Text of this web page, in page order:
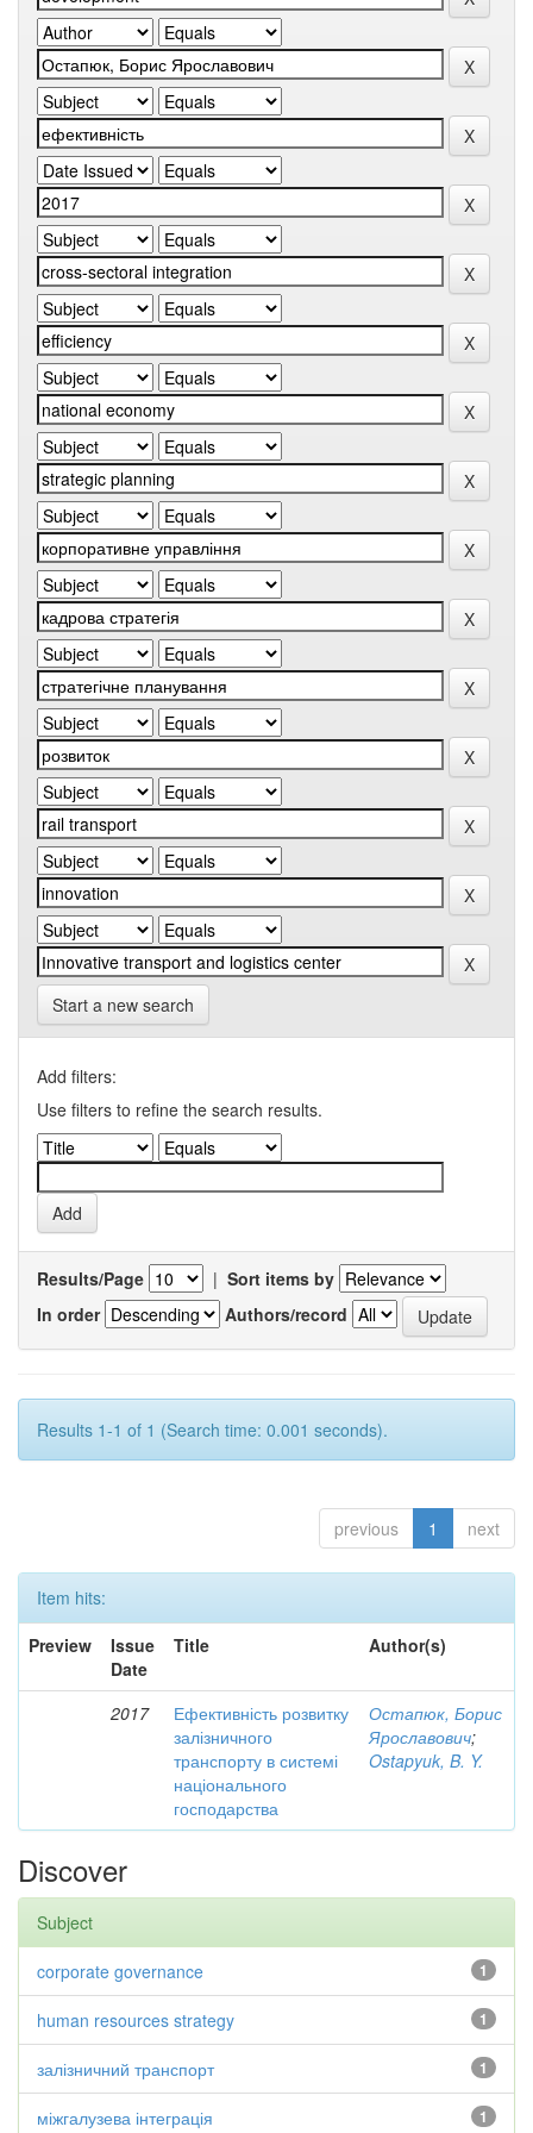
Start a new search
Add filters:
Use filters to refine the search results.
Results/Page | Sort items by
In order
Authors/record
Results 1-1 of 1 (Search time: 0.001 seconds).
previous 1 next
Item hits:
Preview
Issue
Date
Title Author(s)
2017
Ефективність розвитку
залізничного
транспорту в системі
національного
господарства
Остапюк, Борис
Ярославович;
Ostapyuk, B. Y.
Discover
Subject
1
corporate governance
1
human resources strategy
1
залізничний транспорт
1
міжгалузева інтеграція